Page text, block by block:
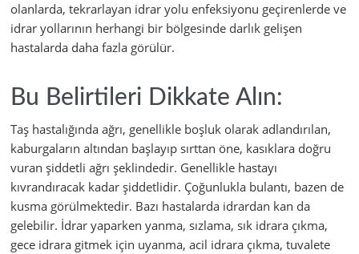
olanlarda, tekrarlayan idrar yolu enfeksiyonu geçirenlerde ve
idrar yollarının herhangi bir bölgesinde darlık gelişen
hastalarda daha fazla görülür.
Bu Belirtileri Dikkate Alın:
Taş hastalığında ağrı, genellikle boşluk olarak adlandırılan,
kaburgaların altından başlayıp sırttan öne, kasıklara doğru
vuran şiddetli ağrı şeklindedir. Genellikle hastayı
kıvrandıracak kadar şiddetlidir. Çoğunlukla bulantı, bazen de
kusma görülmektedir. Bazı hastalarda idrardan kan da
gelebilir. İdrar yaparken yanma, sızlama, sık idrara çıkma,
gece idrara gitmek için uyanma, acil idrara çıkma, tuvalete